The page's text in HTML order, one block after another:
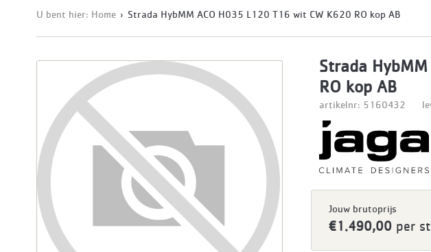
U bent hier: Home Strada HybMM ACO H035 L120 T16 wit CW K620 RO kop AB
Strada
RO kop AB
artikelnr: 5160432
Jouw brutoprijs
€1.490,00 per